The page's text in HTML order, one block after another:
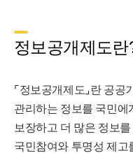
정보공개제도란
⌜정보공개제도⌟란 공공
관리하는 정보를 국민
보장하고 더 많은 정보
국민참여와 투명성 제고